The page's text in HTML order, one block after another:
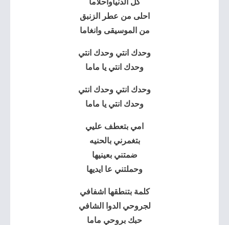
كل الدنياواحلاما
احلى من عطر الزنبق
من الموسيقى وانغاما
وحدك انتي وحدك انتي
وحدك انتي يا ماما
وحدك انتي وحدك انتي
وحدك انتي يا ماما
امي بتعطف عليي
بتغمرني بالحنيه
ضمتني بعينيها
وحملتني عا ايديها
كلمة بتنطقها اشفافي
لجروحي الدوا الشافي
حبك بروحي ماما